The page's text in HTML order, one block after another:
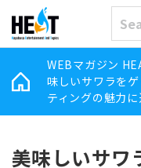
WEBマガジン
味しいサワラを
ティングの魅力に
美味しいサワ